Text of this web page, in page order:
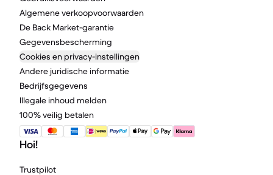
Algemene verkoopvoorwaarden
De Back Market-garantie
Gegevensbescherming
Cookies en privacy-instellingen
Andere juridische informatie
Bedrijfsgegevens
Illegale inhoud melden
100% veilig betalen
Hoi!
Trustpilot